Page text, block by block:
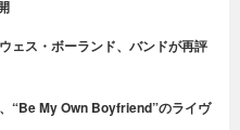
ェス・ボーランド、バンドが再評
“Be My Own Boyfriend”のライヴ